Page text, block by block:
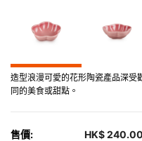
造型浪漫可愛的花形陶瓷產品深受
同的美食或甜點。
售價: HK$ 240.00